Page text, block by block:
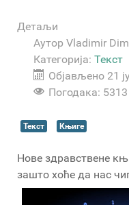
Детаљи
Аутор Vladimir
Категорија: Текст
Објављено 21
Погодака: 5313
Текст Књиге
Нове здравствене
зашто хоће да нас